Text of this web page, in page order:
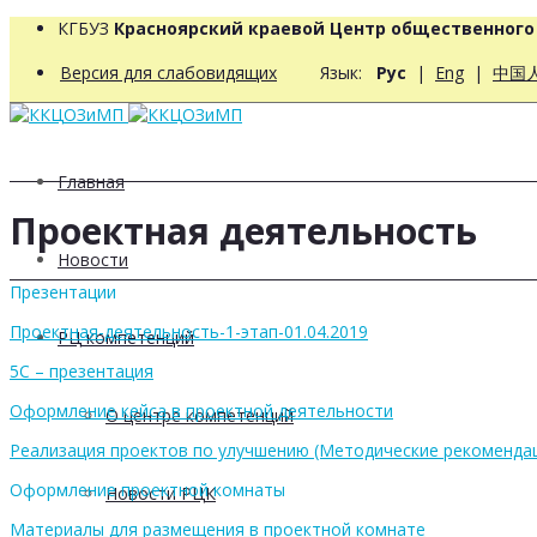
КГБУЗ Красноярский краевой Центр
Версия для слабовидящих Язык: Рус | Eng | 中国
Главная
Новости
РЦ компетенций
О центре компетенций
Новости РЦК
Проектная деятельность
Презентации
Проектная-деятельность-1-этап-01.04.2019
5С – презентация
Оформление кейса в проектной деятельности
Реализация проектов по улучшению (Методические
Оформление проектной комнаты
Материалы для размещения в проектной комнате